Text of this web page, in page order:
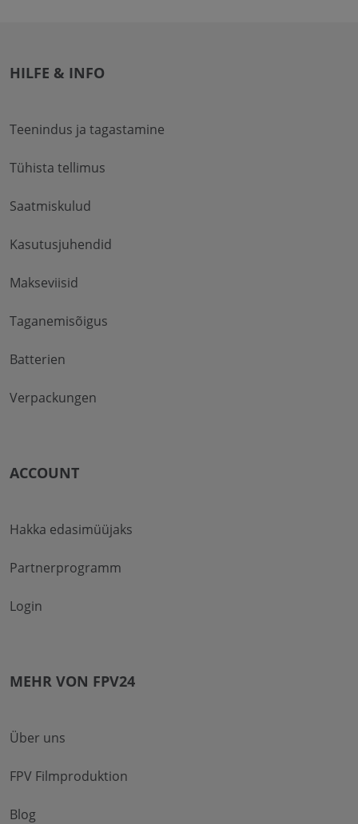
HILFE & INFO
Teenindus ja tagastamine
Tühista tellimus
Saatmiskulud
Kasutusjuhendid
Makseviisid
Taganemisõigus
Batterien
Verpackungen
ACCOUNT
Hakka edasimüüjaks
Partnerprogramm
Login
MEHR VON FPV24
Über uns
FPV Filmproduktion
Blog